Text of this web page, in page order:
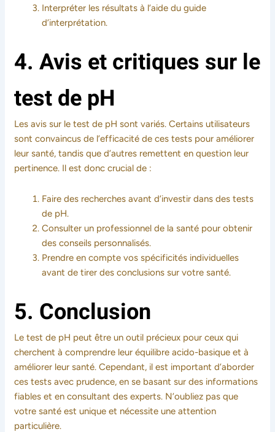
Interpréter les résultats à l’aide du guide
d’interprétation.
4. Avis et critiques sur le
test de pH
Les avis sur le test de pH sont variés. Certains utilisateurs
sont convaincus de l’efficacité de ces tests pour améliorer
leur santé, tandis que d’autres remettent en question leur
pertinence. Il est donc crucial de :
Faire des recherches avant d’investir dans des tests
de pH.
Consulter un professionnel de la santé pour obtenir
des conseils personnalisés.
Prendre en compte vos spécificités individuelles
avant de tirer des conclusions sur votre santé.
5. Conclusion
Le test de pH peut être un outil précieux pour ceux qui
cherchent à comprendre leur équilibre acido-basique et à
améliorer leur santé. Cependant, il est important d’aborder
ces tests avec prudence, en se basant sur des informations
fiables et en consultant des experts. N’oubliez pas que
votre santé est unique et nécessite une attention
particulière.